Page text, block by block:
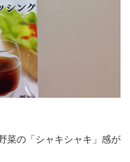
菜の「シャキシャキ」感が